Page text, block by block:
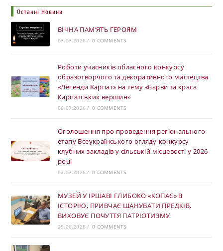
Останні Новини
ВІЧНА ПАМ’ЯТЬ ГЕРОЯМ
07.07.2026 / 0 COMMENTS
Роботи учасників обласного конкурсу
образотворчого та декоративного мистецтва
«Легенди Карпат» на тему «Барви та краса
Карпатських вершин»
06.07.2026 / 0 COMMENTS
Оголошення про проведення регіонального
етапу Всеукраїнського огляду-конкурсу
клубних закладів у сільській місцевості у 2026
році
03.07.2026 / 0 COMMENTS
МУЗЕЙ У ІРШАВІ ГЛИБОКО «КОПАЄ» В
ІСТОРІЮ, ПРИВЧАЄ ШАНУВАТИ ПРЕДКІВ,
ВИХОВУЄ ПОЧУТТЯ ПАТРІОТИЗМУ
29.06.2026 / 0 COMMENTS